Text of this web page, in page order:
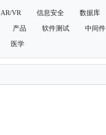
AR/VR 信息安全 数据库
产品 软件测试 中间件
医学